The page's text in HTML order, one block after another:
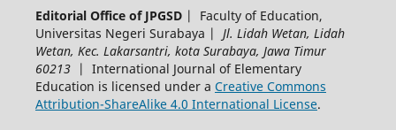
Editorial Office of JPGSD| Faculty of Education,
Universitas Negeri Surabaya | Jl. Lidah Wetan, Lidah
Wetan, Kec. Lakarsantri, kota Surabaya, Jawa Timur
60213| International Journal of Elementary
Education is licensed under a Creative Commons
Attribution-ShareAlike 4.0 International License.